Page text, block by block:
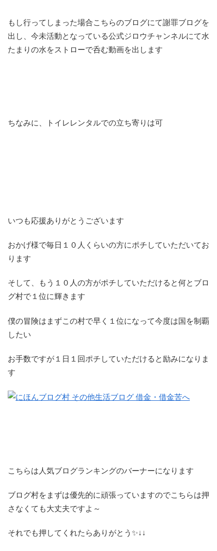
もし行ってしまった場合こちらのブログにて謝罪ブログを
出し、今未活動となっている公式ジロウチャンネルにて水
たまりの水をストローで呑む動画を出します
ちなみに、トイレレンタルでの立ち寄りは可
いつも応援ありがとうございます
おかげ様で毎日１０人くらいの方にポチしていただいてお
ります
そして、もう１０人の方がポチしていただけると何とブロ
グ村で１位に輝きます
僕の冒険はまずこの村で早く１位になって今度は国を制覇
したい
お手数ですが１日１回ポチしていただけると励みになりま
す
こちらは人気ブログランキングのバーナーになります
ブログ村をまずは優先的に頑張っていますのでこちらは押
さなくても大丈夫ですよ～
それでも押してくれたらありがとう✨↓↓